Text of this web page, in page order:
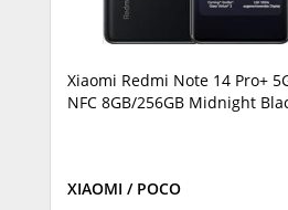
Xiaomi Redmi Note 14 Pro+
NFC 8GB/256GB Midnight
XIAOMI / POCO